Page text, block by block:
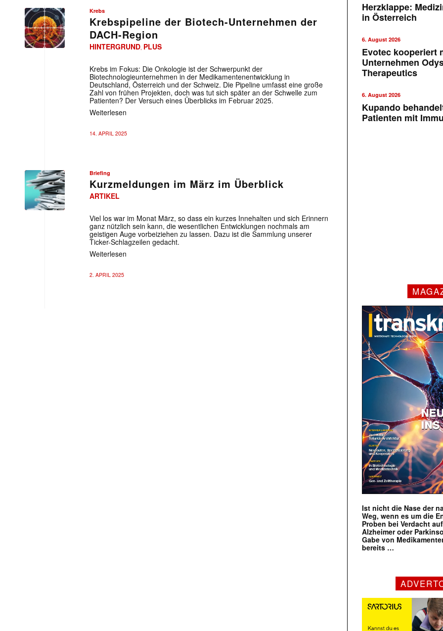
Krebs
Krebspipeline der Biotech-Unternehmen der
DACH-Region
HINTERGRUND, PLUS
Krebs im Fokus: Die Onkologie ist der Schwerpunkt der
Biotechnologieunternehmen in der Medikamentenentwicklung in
Deutschland, Österreich und der Schweiz. Die Pipeline umfasst eine große
Zahl von frühen Projekten, doch was tut sich später an der Schwelle zum
Patienten? Der Versuch eines Überblicks im Februar 2025.
Weiterlesen
14. APRIL 2025
Briefing
Kurzmeldungen im März im Überblick
ARTIKEL
Viel los war im Monat März, so dass ein kurzes Innehalten und sich Erinnern
ganz nützlich sein kann, die wesentlichen Entwicklungen nochmals am
geistigen Auge vorbeiziehen zu lassen. Dazu ist die Sammlung unserer
Ticker-Schlagzeilen gedacht.
Weiterlesen
2. APRIL 2025
Herzklappe:
in Österreich
6. August 2026
Evotec kooperiert
Unternehmen
Therapeutics
6. August 2026
Kupando
Patienten mit
Ist nicht die Nase der
Weg, wenn es um die
Proben bei Verdacht
Alzheimer oder
Gabe von
bereits …